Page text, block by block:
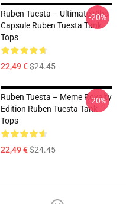
Ruben Tuesta – Ultimate Vibe
Capsule Ruben Tuesta Tank
Tops
22,49 €$24.45
-20%
Ruben Tuesta – Meme Royalty
Edition Ruben Tuesta Tank
Tops
22,49 €$24.45
-20%